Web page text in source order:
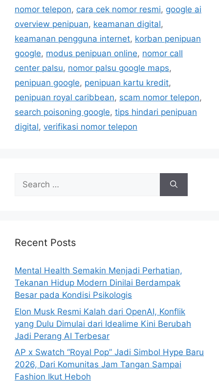
g
o
r
e
s
a
s
nomor telepon, cara cek nomor resmi, google ai
overview penipuan, keamanan digital,
keamanan pengguna internet, korban penipuan
google, modus penipuan online, nomor call
center palsu, nomor palsu google maps,
penipuan google, penipuan kartu kredit,
penipuan royal caribbean, scam nomor telepon,
search poisoning google, tips hindari penipuan
digital, verifikasi nomor telepon
h
r
:
Recent Posts
Mental Health Semakin Menjadi Perhatian,
Tekanan Hidup Modern Dinilai Berdampak
Besar pada Kondisi Psikologis
Elon Musk Resmi Kalah dari OpenAI, Konflik
yang Dulu Dimulai dari Idealime Kini Berubah
Jadi Perang AI Terbesar
AP x Swatch “Royal Pop” Jadi Simbol Hype Baru
2026, Dari Komunitas Jam Tangan Sampai
Fashion Ikut Heboh